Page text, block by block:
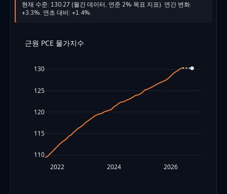
현재 수준: 130.27 (월간 데이터, 연준 2% 목표 지표). 연간 변화:
+3.3%. 연초 대비: +1.4%.
2022 2024 2026
110
115
120
125
130
근원 PCE 물가지수